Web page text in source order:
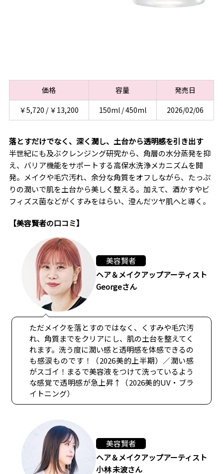
価格 容量
発売日
￥5,720 / ￥13,200
150ml / 450ml 2026/02/06
落とすだけでなく、深く潤し、土台から透明感を引き出す
半世紀にも及ぶクレンジング研究から、角層の水分蒸発を抑
え、バリア機能をサポートする高保水洗浄メカニズムを開
発。メイクや毛穴汚れ、余分な角質をオフしながら、たっぷ
りの潤いで肌を土台から美しく整える。加えて、酒かすやビ
フィズス菌などがくすみをはらい、澄んだツヤ肌へと導く。
【美容賢者の口コミ】
美容賢者
ヘア＆メイクアップアーティスト
Georgeさん
ただメイクを落とすのではなく、くすみや毛穴汚
れ、角質までをクリアにし、肌の土台を整えてく
れます。洗う度に潤い感と透明感を体感できるの
も感涙ものです！（2026美的上半期）／潤い感
がスゴイ！まるで美容液をつけて洗っているよう
な感覚で透明感が急上昇↑（2026美的UV・ブラ
イトニング）
美容賢者
ヘア＆メイクアップアーティスト
小林 未波さん